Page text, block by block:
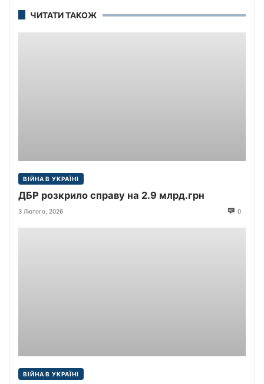
ЧИТАТИ ТАКОЖ
ВІЙНА В УКРАЇНІ
ДБР розкрило справу на 2.9 млрд.грн
3 Лютого, 2026 0
ВІЙНА В УКРАЇНІ